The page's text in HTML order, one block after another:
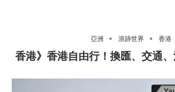
亞洲 浪跡世界 香港
香港》香港自由行！換匯、交通